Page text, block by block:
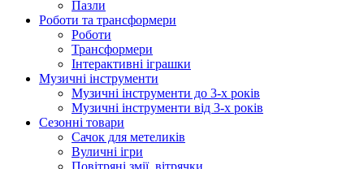
Пазли
Роботи та трансформери
Роботи
Трансформери
Інтерактивні іграшки
Музичні інструменти
Музичні інструменти до 3-х років
Музичні інструменти від 3-х років
Сезонні товари
Сачок для метеликів
Вуличні ігри
Повітряні змії, вітрячки